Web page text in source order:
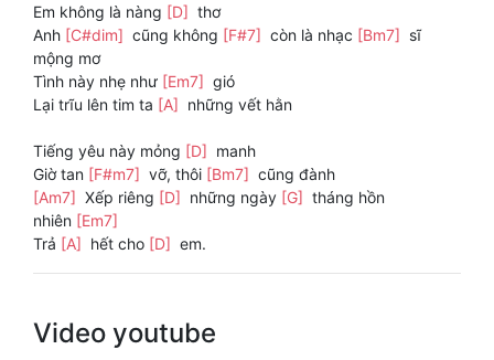
Em không là nàng [D] thơ
Anh [C#dim] cũng không [F#7] còn là nhạc [Bm7] sĩ
mộng mơ
Tình này nhẹ như [Em7] gió
Lại trĩu lên tim ta [A] những vết hằn
Tiếng yêu này mỏng [D] manh
Giờ tan [F#m7] vỡ, thôi [Bm7] cũng đành
[Am7] Xếp riêng [D] những ngày [G] tháng hồn
nhiên [Em7]
Trả [A] hết cho [D] em.
Video youtube